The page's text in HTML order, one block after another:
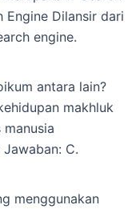
Engine Dilansir dari
engine.
antara lain?
makhluk
C.
menggunakan